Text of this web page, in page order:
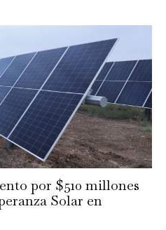
por $510 millones
Solar en